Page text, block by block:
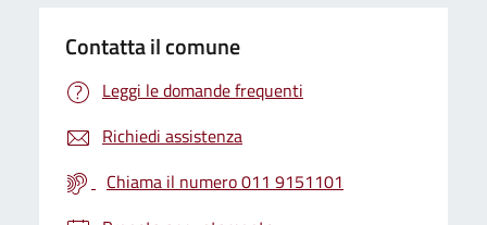
Contatta il comune
Leggi le domande frequenti
Richiedi assistenza
Chiama il numero 011 9151101